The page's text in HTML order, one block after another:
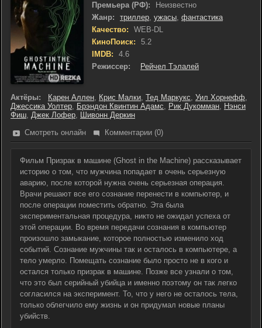
Премьера (РФ):
Неизвестно
Жанр:
триллер, ужасы, фантастика
Качество:
WEB-DL
КиноПоиск:
5.2
IMDB:
4.6
Режиссер:
Рейчел Тэлалей
Актёры: Карен Аллен, Крис Малки, Тед Маркукс, Уил Хорнефф,
Джессика Уолтер, Брэндон Квинтин Адамс, Рик Дукомман, Нэнси
Фиш, Джек Лофер, Шивонн Деркин
Смотреть онлайн
Комментарии (0)
Фильм Призрак в машине (Ghost in the Machine) рассказывает
историю о том, что мужчина попадает в очень серьезную
аварию, после которой нужна очень серьезная операция.
Врачи решают все его сознание перенести в компьютер, и
после операции поместить обратно. Эта была
экспериментальная процедура, никто не ожидал успеха от
этой операции. Во время передачи сознания в компьютер
произошло замыкание, которое полностью изменило ход
событий. Сознание мужчины так и осталось в компьютере, а
тело умерло. Помещать сознание было просто не в кого и
остался только призрак в машине. Позже все узнали о том,
что это был серийный убийца и именно поэтому он так легко
согласился на эксперимент. То, что у него не осталось тела,
только облегчило ему жизнь и он придумал новые планы
убийств.